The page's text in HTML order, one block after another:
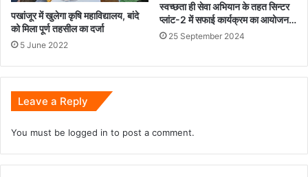
पखांजूर में खुलेगा कृषि महाविद्यालय, बांदे
को मिला पूर्ण तहसील का दर्जा
5 June 2022
स्वच्छता ही सेवा अभियान के तहत सिन्टर
प्लांट-2 में सफाई कार्यक्रम का आयोजन…
25 September 2024
Leave a Reply
You must be logged in to post a comment.